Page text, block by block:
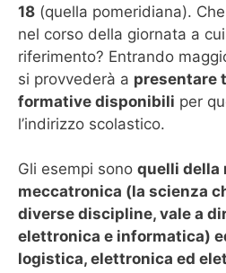
18 (quella pomeridiana).
nel corso della giornata a
riferimento? Entrando
si provvederà a presentare
formative disponibili per
l’indirizzo scolastico.
Gli esempi sono quelli della
meccatronica (la scienza
diverse discipline, vale a
elettronica e informatica)
logistica, elettronica ed